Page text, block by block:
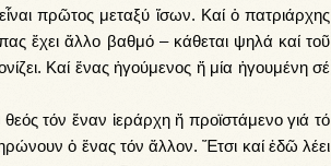
πρῶτος μεταξύ ἴσων. Καί ὁ πατριάρχης
ἔχει ἄλλο βαθμό – κάθεται ψηλά καί τοῦ
Καί ἕνας ἡγούμενος ἤ μία ἡγουμένη σέ
τόν ἕναν ἱεράρχη ἤ προϊστάμενο γιά τό
ὁ ἕνας τόν ἄλλον. Ἔτσι καί ἐδῶ λέει